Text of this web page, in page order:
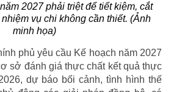
2027 phải triệt để tiết kiệm, cắt
vụ chi không cần thiết. (Ảnh
minh họa)
phủ yêu cầu Kế hoạch năm 2027
sở đánh giá thực chất kết quả thực
dự báo bối cảnh, tình hình thế